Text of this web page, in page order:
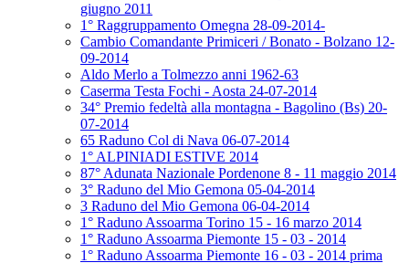
giugno 2011
1° Raggruppamento Omegna 28-09-2014-
Cambio Comandante Primiceri / Bonato - Bolzano 12-
09-2014
Aldo Merlo a Tolmezzo anni 1962-63
Caserma Testa Fochi - Aosta 24-07-2014
34° Premio fedeltà alla montagna - Bagolino (Bs) 20-
07-2014
65 Raduno Col di Nava 06-07-2014
1° ALPINIADI ESTIVE 2014
87° Adunata Nazionale Pordenone 8 - 11 maggio 2014
3° Raduno del Mio Gemona 05-04-2014
3 Raduno del Mio Gemona 06-04-2014
1° Raduno Assoarma Torino 15 - 16 marzo 2014
1° Raduno Assoarma Piemonte 15 - 03 - 2014
1° Raduno Assoarma Piemonte 16 - 03 - 2014 prima